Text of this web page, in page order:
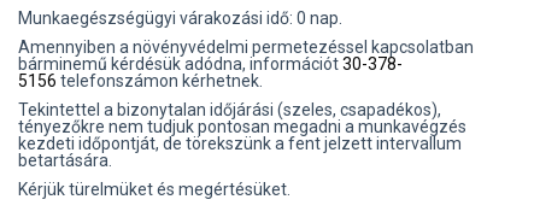
Munkaegészségügyi várakozási idő: 0 nap.
Amennyiben a növényvédelmi permetezéssel kapcsolatban
bárminemű kérdésük adódna, információt30-378-
5156 telefonszámon kérhetnek.
Tekintettel a bizonytalan időjárási (szeles, csapadékos),
tényezőkre nem tudjuk pontosan megadni a munkavégzés
kezdeti időpontját, de törekszünk a fent jelzett intervallum
betartására.
Kérjük türelmüket és megértésüket.